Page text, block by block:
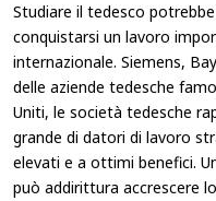
Studiare il tedesco
conquistarsi un lavoro
internazionale. Siemens,
delle aziende tedesche
Uniti, le società tedesche
grande di datori di lavoro
elevati e a ottimi benefici.
può addirittura accrescere